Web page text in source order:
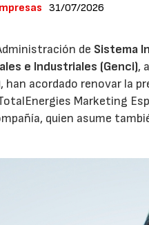
31/07/2026
de Sistema
e Industriales (Genci),
, han acordado renovar la
Marketing
quien asume